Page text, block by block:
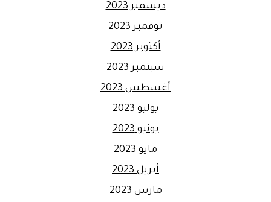
ديسمبر 2023
نوفمبر 2023
أكتوبر 2023
سبتمبر 2023
أغسطس 2023
يوليو 2023
يونيو 2023
مايو 2023
أبريل 2023
مارس 2023